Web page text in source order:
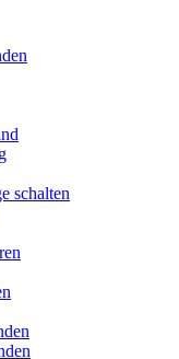
schalten